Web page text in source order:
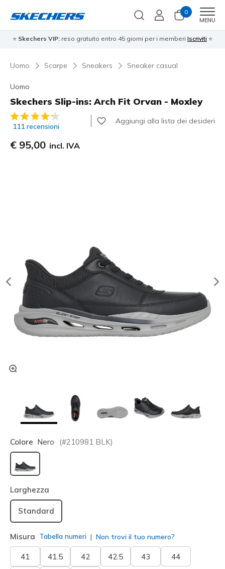
0
MENU
⭐ Skechers VIP: reso gratuito entro 45 giorni per i memberi Iscriviti ⭐
Uomo Scarpe Sneakers Sneaker casual
Uomo
Skechers Slip-ins: Arch Fit Orvan - Moxley
Valutazione cliente 3,2 su 5
111 recensioni
Aggiungi alla lista dei desideri
€ 95,00 incl. IVA
Colore Nero (#210981 BLK)
selezionato
Larghezza
Standard
Misura Tabella numeri Non trovi il tuo numero?
41 41.5 42 42.5 43 44